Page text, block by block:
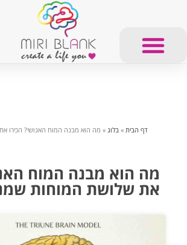
דף הבית » בלוג » מה הוא מבנה המוח האנושי? הכירו
מה הוא מבנה המוח
את שלושת המוחות